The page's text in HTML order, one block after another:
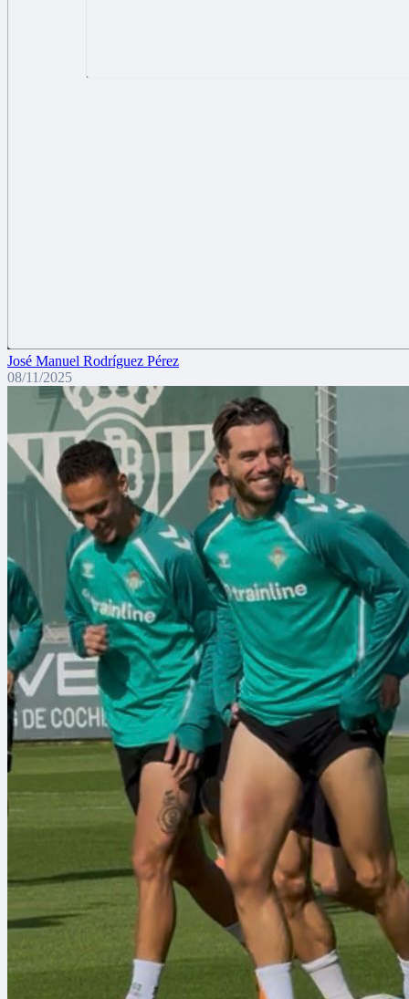
José Manuel Rodríguez Pérez
08/11/2025